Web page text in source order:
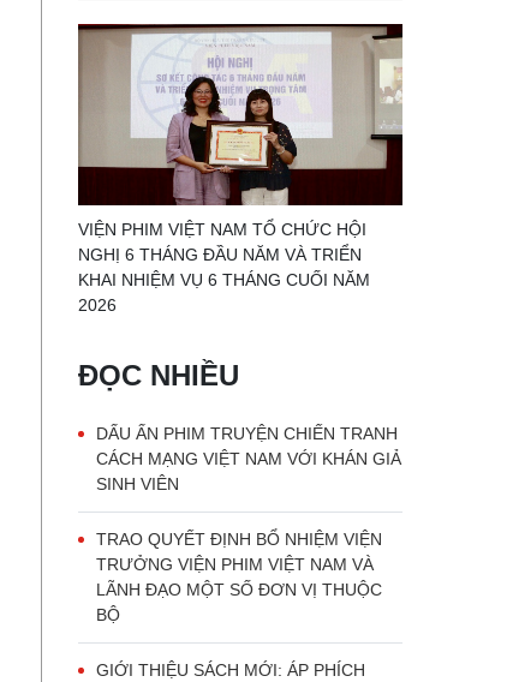
VIỆN PHIM VIỆT NAM TỔ CHỨC HỘI
NGHỊ 6 THÁNG ĐẦU NĂM VÀ TRIỂN
KHAI NHIỆM VỤ 6 THÁNG CUỐI NĂM
2026
ĐỌC NHIỀU
DẤU ẤN PHIM TRUYỆN CHIẾN TRANH
CÁCH MẠNG VIỆT NAM VỚI KHÁN GIẢ
SINH VIÊN
TRAO QUYẾT ĐỊNH BỔ NHIỆM VIỆN
TRƯỞNG VIỆN PHIM VIỆT NAM VÀ
LÃNH ĐẠO MỘT SỐ ĐƠN VỊ THUỘC
BỘ
GIỚI THIỆU SÁCH MỚI: ÁP PHÍCH